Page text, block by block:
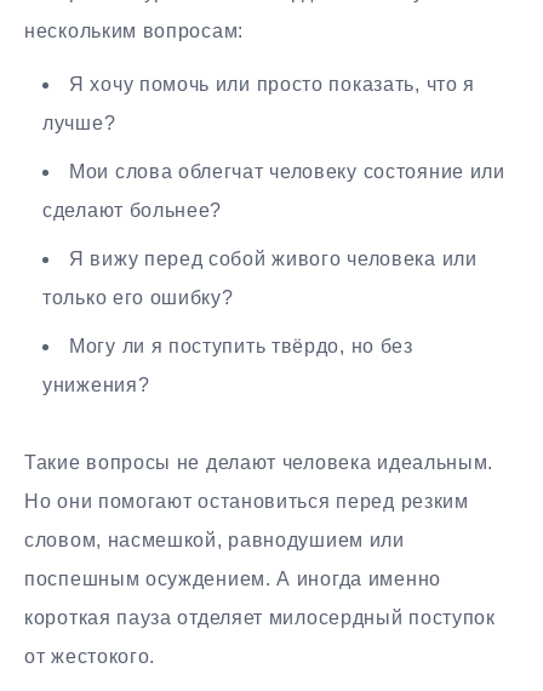
нескольким вопросам:
Я хочу помочь или просто показать, что я
лучше?
Мои слова облегчат человеку состояние или
сделают больнее?
Я вижу перед собой живого человека или
только его ошибку?
Могу ли я поступить твёрдо, но без
унижения?
Такие вопросы не делают человека идеальным.
Но они помогают остановиться перед резким
словом, насмешкой, равнодушием или
поспешным осуждением. А иногда именно
короткая пауза отделяет милосердный поступок
от жестокого.